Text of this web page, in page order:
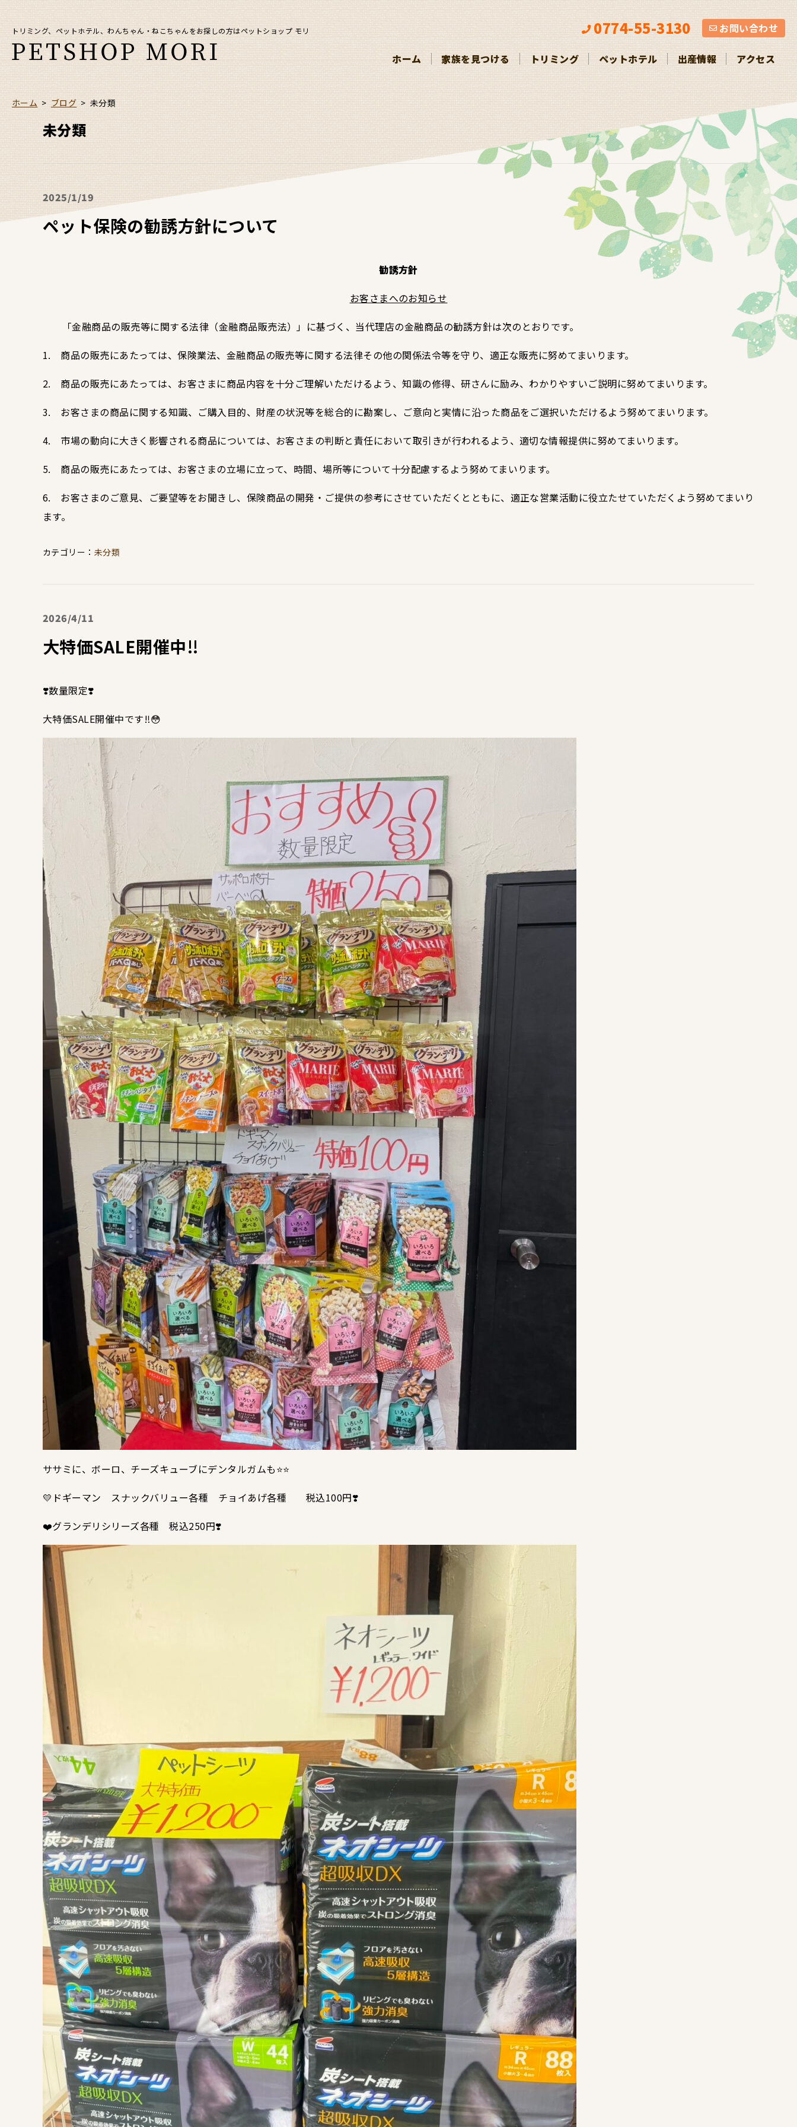
トリミング、ペットホテル、わんちゃん・ねこちゃんをお探しの方はペットショップ モリ 0774-55-3130 お問い合わせ
ホーム 家族を見つける トリミング ペットホテル 出産情報 アクセス
ホーム > ブログ>未分類
未分類
2025 1/19
ペット保険の勧誘方針について
勧誘方針
お客さまへのお知らせ
「金融商品の販売等に関する法律（金融商品販売法）」に基づく、当代理店の金融商品の勧誘方針は次のとおりです。
1. 商品の販売にあたっては、保険業法、金融商品の販売等に関する法律その他の関係法令等を守り、適正な販売に努めてまいります。
2. 商品の販売にあたっては、お客さまに商品内容を十分ご理解いただけるよう、知識の修得、研さんに励み、わかりやすいご説明に努めてまいります。
3. お客さまの商品に関する知識、ご購入目的、財産の状況等を総合的に勘案し、ご意向と実情に沿った商品をご選択いただけるよう努めてまいります。
4. 市場の動向に大きく影響される商品については、お客さまの判断と責任において取引きが行われるよう、適切な情報提供に努めてまいります。
5. 商品の販売にあたっては、お客さまの立場に立って、時間、場所等について十分配慮するよう努めてまいります。
6. お客さまのご意見、ご要望等をお聞きし、保険商品の開発・ご提供の参考にさせていただくとともに、適正な営業活動に役立たせていただくよう努めてまいり
ます。
未分類
2026 4/11
大特価SALE開催中‼
❣️数量限定❣️
大特価SALE開催中です‼️😳
ササミに、ボーロ、チーズキューブにデンタルガムも⭐️⭐️
💛ドギーマン スナックバリュー各種 チョイあげ各種 税込100円❣️
❤️グランデリシリーズ各種 税込250円❣️